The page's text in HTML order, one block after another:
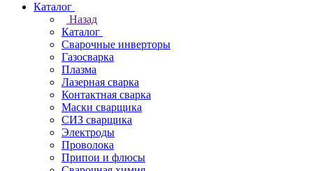
Каталог
Назад
Каталог
Сварочные инверторы
Газосварка
Плазма
Лазерная сварка
Контактная сварка
Маски сварщика
СИЗ сварщика
Электроды
Проволока
Припои и флюсы